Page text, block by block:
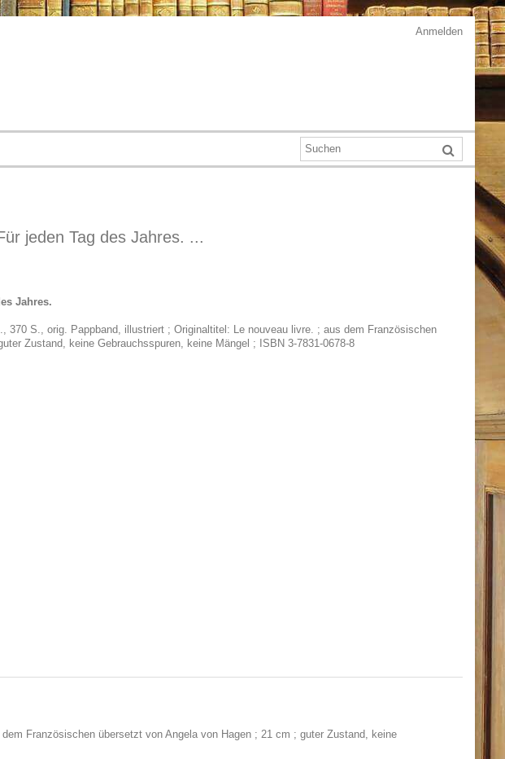
Anmelden
jeden Tag des Jahres. ...
Jahres.
370 S., orig. Pappband, illustriert ; Originaltitel: Le nouveau livre. ; aus dem Französischen
Zustand, keine Gebrauchsspuren, keine Mängel ; ISBN 3-7831-0678-8
Französischen übersetzt von Angela von Hagen ; 21 cm ; guter Zustand, keine